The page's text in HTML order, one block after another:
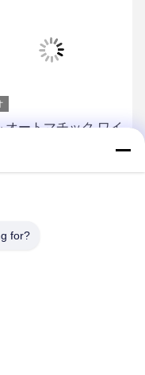
オートマチック ワイ
押出機機械シリコー
for?